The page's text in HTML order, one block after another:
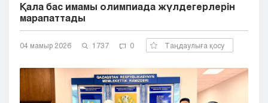
Караганда
Кокшетау
Кызылорда
Петропавловск
Семей
Қала бас имамы олимпиада жүлдегерлерін
марапаттады
04 мамыр 2026 1737 0 Таңдаулыға қосу